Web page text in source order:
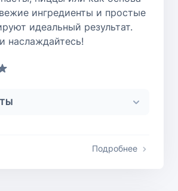
ингредиенты и простые
идеальный результат.
наслаждайтесь!
Подробнее